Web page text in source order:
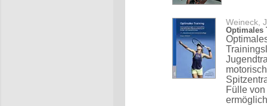
Weineck,
Optimales
Fülle